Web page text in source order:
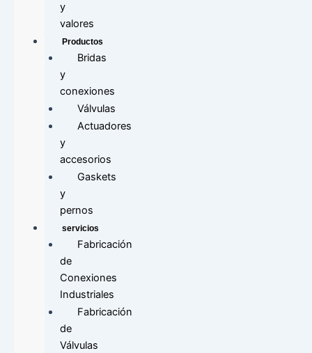
y
valores
Productos
Bridas
y
conexiones
Válvulas
Actuadores
y
accesorios
Gaskets
y
pernos
servicios
Fabricación
de
Conexiones
Industriales
Fabricación
de
Válvulas